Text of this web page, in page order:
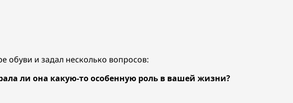
обуви и задал несколько вопросов:
ли она какую-то особенную роль в вашей жизни?